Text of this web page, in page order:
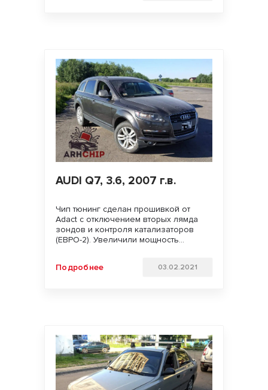
AUDI Q7, 3.6, 2007 г.в.
Чип тюнинг сделан прошивкой от
Adact с отключением вторых лямда
зондов и контроля катализаторов
(ЕВРО-2). Увеличили мощность
Удачи на дорогах!
Подробнее 03.02.2021